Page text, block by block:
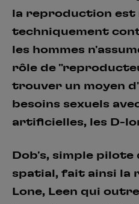
la reproduction
techniquement
les hommes
rôle de
trouver un moyen
besoins sexuels
artificielles, les D-
Dob's, simple
spatial, fait ainsi la
Lone, Leen qui